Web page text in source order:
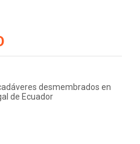
desmembrados en
de Ecuador